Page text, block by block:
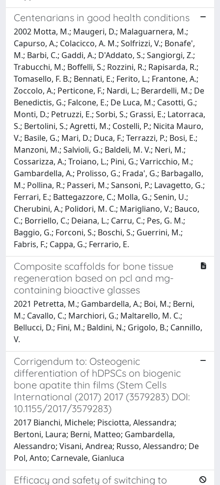
Centenarians in good health conditions
2002 Motta, M.; Maugeri, D.; Malaguarnera, M.;
Capurso, A.; Colacicco, A. M.; Solfrizzi, V.; Bonafe',
M.; Barbi, C.; Gaddi, A.; D'Addato, S.; Sangiorgi, Z.;
Trabucchi, M.; Boffelli, S.; Rozzini, R.; Rapisarda, R.;
Tomasello, F. B.; Bennati, E.; Ferito, L.; Frantone, A.;
Zoccolo, A.; Perticone, F.; Nardi, L.; Berardelli, M.; De
Benedictis, G.; Falcone, E.; De Luca, M.; Casotti, G.;
Monti, D.; Petruzzi, E.; Sorbi, S.; Grassi, E.; Latorraca,
S.; Bertolini, S.; Agretti, M.; Costelli, P.; Nicita Mauro,
V.; Basile, G.; Mari, D.; Duca, F.; Terrazzi, P.; Bosi, E.;
Manzoni, M.; Salvioli, G.; Baldeli, M. V.; Neri, M.;
Cossarizza, A.; Troiano, L.; Pini, G.; Varricchio, M.;
Gambardella, A.; Prolisso, G.; Frada', G.; Barbagallo,
M.; Pollina, R.; Passeri, M.; Sansoni, P.; Lavagetto, G.;
Ferrari, E.; Battegazzore, C.; Molla, G.; Senin, U.;
Cherubini, A.; Polidori, M. C.; Marigliano, V.; Bauco,
C.; Borriello, C.; Deiana, L.; Carru, C.; Pes, G. M.;
Baggio, G.; Forconi, S.; Boschi, S.; Guerrini, M.;
Fabris, F.; Cappa, G.; Ferrario, E.
Composite scaffolds for bone tissue
regeneration based on pcl and mg-
containing bioactive glasses
2021 Petretta, M.; Gambardella, A.; Boi, M.; Berni,
M.; Cavallo, C.; Marchiori, G.; Maltarello, M. C.;
Bellucci, D.; Fini, M.; Baldini, N.; Grigolo, B.; Cannillo,
V.
Corrigendum to: Osteogenic
differentiation of hDPSCs on biogenic
bone apatite thin films (Stem Cells
International (2017) 2017 (3579283) DOI:
10.1155/2017/3579283)
2017 Bianchi, Michele; Pisciotta, Alessandra;
Bertoni, Laura; Berni, Matteo; Gambardella,
Alessandro; Visani, Andrea; Russo, Alessandro; De
Pol, Anto; Carnevale, Gianluca
Efficacy and safety of switching to